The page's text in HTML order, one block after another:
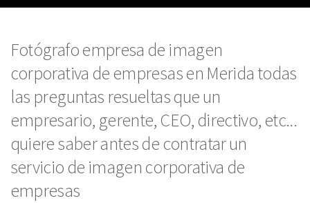
Fotógrafo empresa de imagen
corporativa de empresas en Merida todas
las preguntas resueltas que un
empresario, gerente, CEO, directivo, etc...
quiere saber antes de contratar un
servicio de imagen corporativa de
empresas